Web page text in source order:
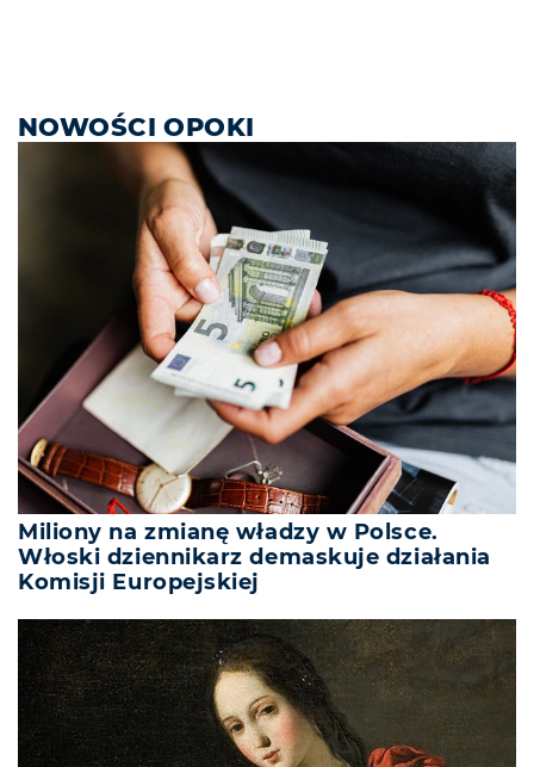
NOWOŚCI OPOKI
Miliony na zmianę władzy w Polsce.
Włoski dziennikarz demaskuje działania
Komisji Europejskiej